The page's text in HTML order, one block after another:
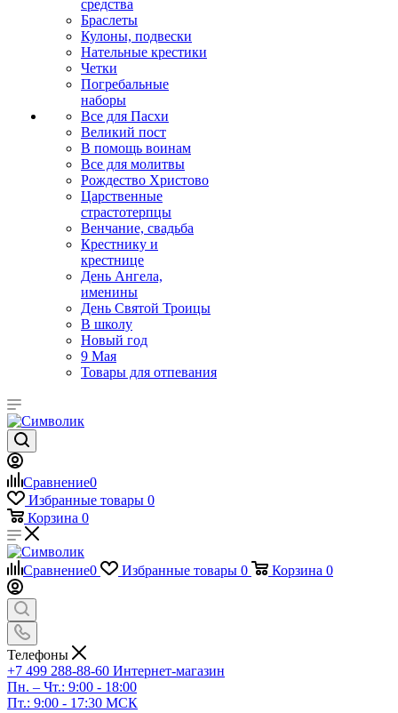
средства
Браслеты
Кулоны, подвески
Нательные крестики
Четки
Погребальные
наборы
Все для Пасхи
Великий пост
В помощь воинам
Все для молитвы
Рождество Христово
Царственные
страстотерпцы
Венчание, свадьба
Крестнику и
крестнице
День Ангела,
именины
День Святой Троицы
В школу
Новый год
9 Мая
Товары для отпевания
Сравнение0
Избранные товары 0
Корзина 0
Сравнение0 Избранные товары 0 Корзина 0
Телефоны
+7 499 288-88-60 Интернет-магазин
Пн. – Чт.: 9:00 - 18:00
Пт.: 9:00 - 17:30 МСК